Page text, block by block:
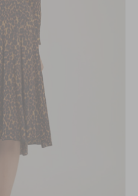
DÉCO,
et sélections